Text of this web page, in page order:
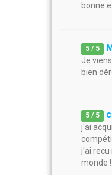
bonne
5 / 5
Je
bien
5 / 5
j'ai
j'ai recu
monde !